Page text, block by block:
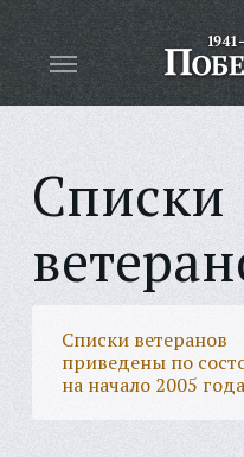
Списки
Списки ветеранов
приведены по
на начало 2005